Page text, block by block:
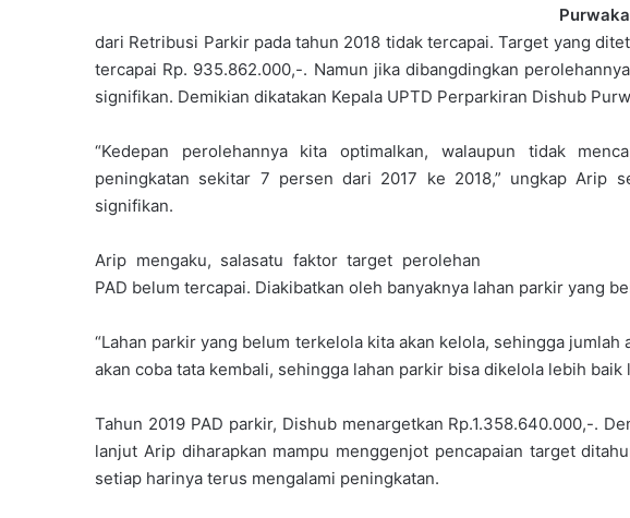
dari Retribusi Parkir pada tahun 2018 tidak tercapai. Target yang
tercapai Rp. 935.862.000,-. Namun jika dibangdingkan
signifikan. Demikian dikatakan Kepala UPTD Perparkiran Dishub
“Kedepan perolehannya kita optimalkan, walaupun tidak
peningkatan sekitar 7 persen dari 2017 ke 2018,” ungkap Arip
signifikan.
Arip mengaku, salasatu faktor target perolehan
PAD belum tercapai. Diakibatkan oleh banyaknya lahan parkir yang
“Lahan parkir yang belum terkelola kita akan kelola, sehingga
akan coba tata kembali, sehingga lahan parkir bisa dikelola lebih baik
Tahun 2019 PAD parkir, Dishub menargetkan Rp.1.358.640.000,-.
lanjut Arip diharapkan mampu menggenjot pencapaian target
setiap harinya terus mengalami peningkatan.